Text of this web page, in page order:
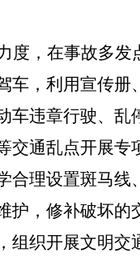
度，在事故多
，利用宣传
违章行驶、
通乱点开展
理设置斑马
，修补破坏
织开展文明